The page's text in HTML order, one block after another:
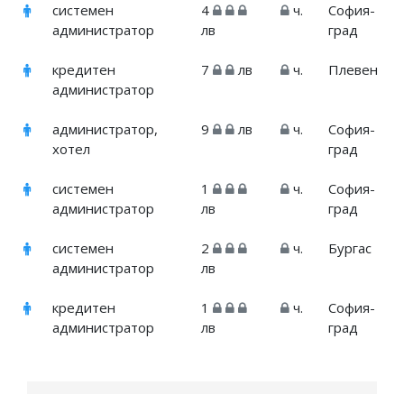
системен
администратор
4
лв
ч.
София-
град
кредитен
администратор
7 лв ч. Плевен
администратор,
хотел
9 лв ч.
София-
град
системен
администратор
1
лв
ч.
София-
град
системен
администратор
2
лв
ч. Бургас
кредитен
администратор
1
лв
ч.
София-
град